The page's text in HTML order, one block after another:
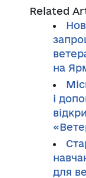
Related
на
і
для